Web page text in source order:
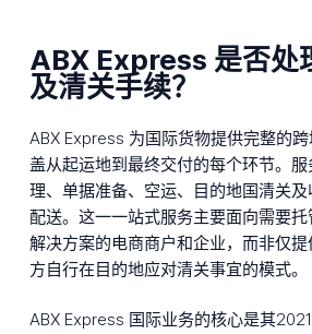
ABX Express 是否处
及清关手续？
ABX Express 为国际货物提供完整的
盖从起运地到最终交付的每个环节。
理、单据准备、空运、目的地国清关
配送。这一一站式服务主要面向需要
解决方案的电商商户和企业，而非仅
方自行在目的地应对清关事宜的模式。
ABX Express 国际业务的核心是其